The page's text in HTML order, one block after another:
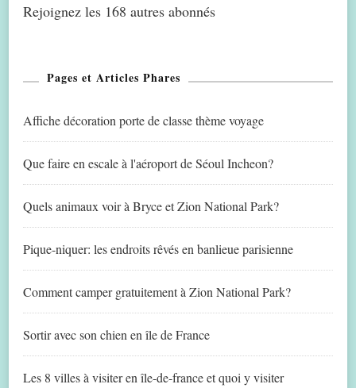
Rejoignez les 168 autres abonnés
Pages et Articles Phares
Affiche décoration porte de classe thème voyage
Que faire en escale à l'aéroport de Séoul Incheon?
Quels animaux voir à Bryce et Zion National Park?
Pique-niquer: les endroits rêvés en banlieue parisienne
Comment camper gratuitement à Zion National Park?
Sortir avec son chien en île de France
Les 8 villes à visiter en île-de-france et quoi y visiter